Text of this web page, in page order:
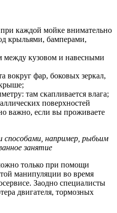
каждой мойке внимательно
крыльями, бамперами,
между кузовом и навесными
вокруг фар, боковых зеркал,
там скапливается влага;
поверхностей
важно, если вы проживаете
например, рыбьим
занятие
только при помощи
манипуляции во время
Заодно специалисты
двигателя, тормозных